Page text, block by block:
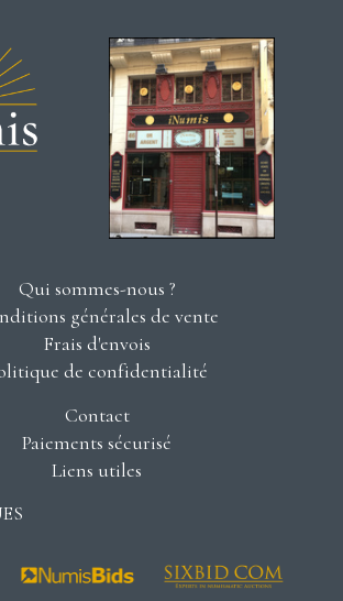
Qui sommes-nous ?
générales de vente
Frais d'envois
de confidentialité
Contact
Paiements sécurisé
Liens utiles